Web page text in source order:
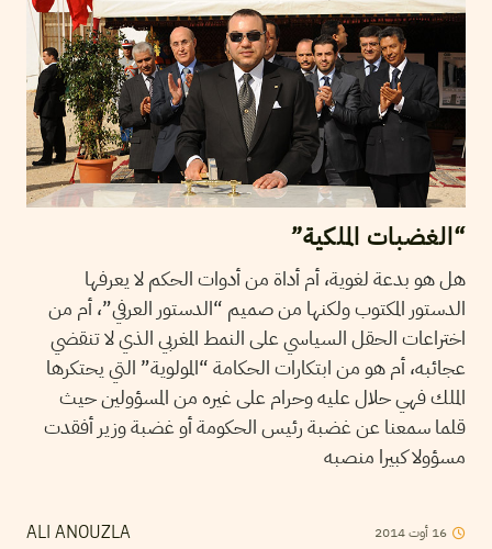
“الغضبات الملكية”
هل هو بدعة لغوية، أم أداة من أدوات الحكم لا يعرفها
الدستور المكتوب ولكنها من صميم “الدستور العرفي”، أم من
اختراعات الحقل السياسي على النمط المغربي الذي لا تنقضي
عجائبه، أم هو من ابتكارات الحكامة “المولوية” التي يحتكرها
الملك فهي حلال عليه وحرام على غيره من المسؤولين حيث
قلما سمعنا عن غضبة رئيس الحكومة أو غضبة وزير أفقدت
مسؤولا كبيرا منصبه
ALI ANOUZLA 16 أوت2014